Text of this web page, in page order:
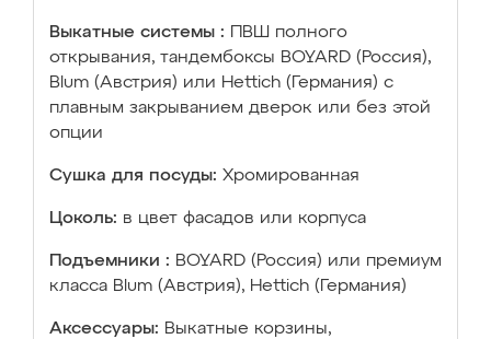
Выкатные системы :
ПВШ полного
открывания, тандембоксы BOYARD (Россия),
Blum (Австрия) или Hettich (Германия) с
плавным закрыванием дверок или без этой
опции
Сушка для посуды: Хромированная
Цоколь: в цвет фасадов или корпуса
Подъемники : BOYARD (Россия) или премиум
класса Blum (Австрия), Hettich (Германия)
Аксессуары: Выкатные корзины,